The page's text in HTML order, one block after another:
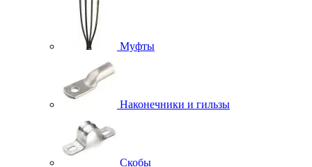
Муфты
Наконечники и гильзы
Скобы